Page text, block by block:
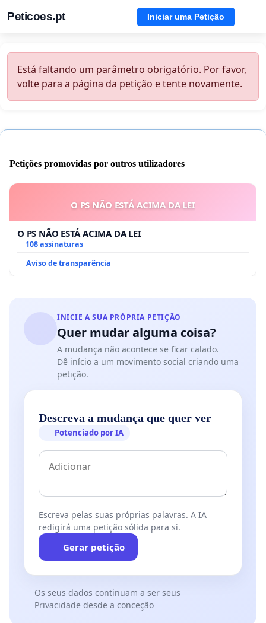
Peticoes.pt Iniciar uma Petição
Está faltando um parâmetro obrigatório. Por favor,
volte para a página da petição e tente novamente.
Petições promovidas por outros utilizadores
O PS NÃO ESTÁ ACIMA DA LEI
O PS NÃO ESTÁ ACIMA DA LEI
108 assinaturas
Aviso de transparência
INICIE A SUA PRÓPRIA PETIÇÃO
Quer mudar alguma coisa?
A mudança não acontece se ficar calado.
Dê início a um movimento social criando uma
petição.
Descreva a mudança que quer ver
Potenciado por IA
Escreva pelas suas próprias palavras. A IA
redigirá uma petição sólida para si.
Gerar petição
Os seus dados continuam a ser seus
Privacidade desde a conceção